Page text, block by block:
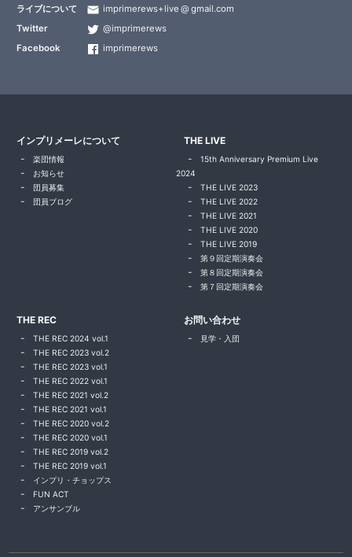
ライブについて
imprimerews+live
gmail.com
Twitter
@imprimerews
Facebook
imprimerews
インプリメーレについて
楽団情報
お知らせ
団員募集
団員ブログ
THE LIVE
15th Anniversary Premium Live
2024
THE LIVE 2023
THE LIVE 2022
THE LIVE 2021
THE LIVE 2020
THE LIVE 2019
第９回定期演奏会
第８回定期演奏会
第７回定期演奏会
THE REC
THE REC 2024 vol.1
THE REC 2023 vol.2
THE REC 2023 vol.1
THE REC 2022 vol.1
THE REC 2021 vol.2
THE REC 2021 vol.1
THE REC 2020 vol.2
THE REC 2020 vol.1
THE REC 2019 vol.2
THE REC 2019 vol.1
インプリ・チョップス
FUN ACT
アンサンブル
お問い合わせ
見学・入団